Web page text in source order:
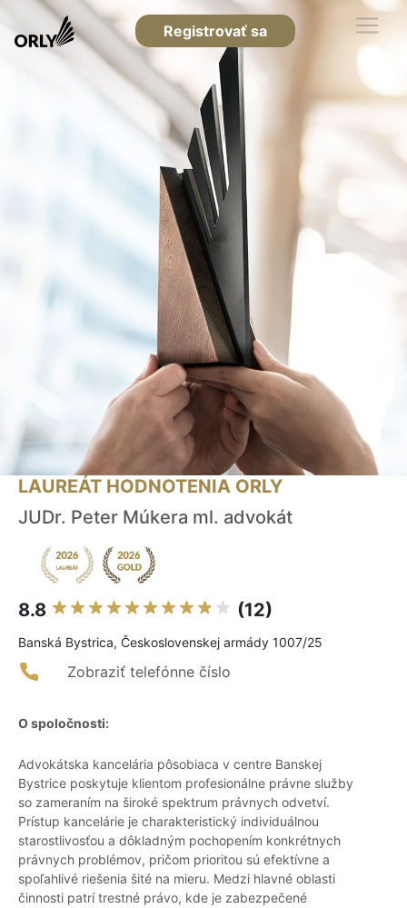
Registrovať sa
LAUREÁT HODNOTENIA ORLY
JUDr. Peter Múkera ml. advokát
8.8 (12)
Banská Bystrica, Československej armády 1007/25
Zobraziť telefónne číslo
O spoločnosti:
Advokátska kancelária pôsobiaca v centre Banskej
Bystrice poskytuje klientom profesionálne právne služby
so zameraním na široké spektrum právnych odvetví.
Prístup kancelárie je charakteristický individuálnou
starostlivosťou a dôkladným pochopením konkrétnych
právnych problémov, pričom prioritou sú efektívne a
spoľahlivé riešenia šité na mieru. Medzi hlavné oblasti
činnosti patrí trestné právo, kde je zabezpečené